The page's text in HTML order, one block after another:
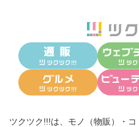
ツクツク!!!は、 モノ（物販） ・ コ